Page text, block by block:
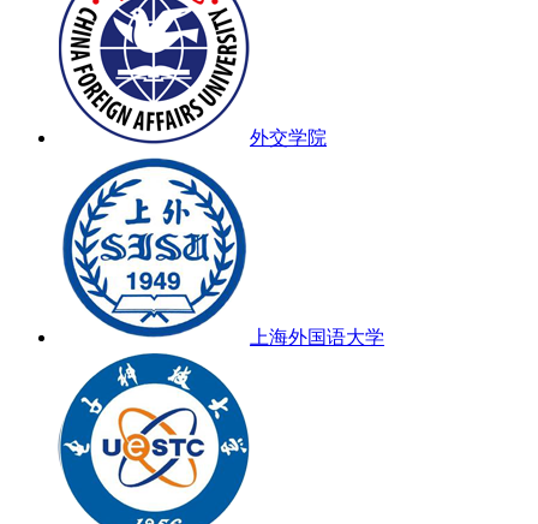
外交学院
上海外国语大学